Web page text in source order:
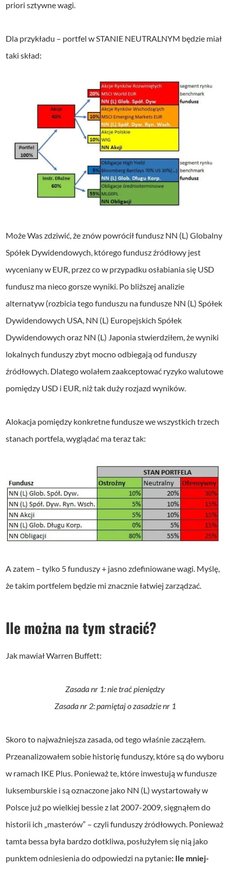
priori sztywne wagi.
Dla przykładu – portfel w STANIE NEUTRALNYM będzie miał
taki skład:
Może Was zdziwić, że znów powrócił fundusz NN (L) Globalny
Spółek Dywidendowych, którego fundusz źródłowy jest
wyceniany w EUR, przez co w przypadku osłabiania się USD
fundusz ma nieco gorsze wyniki. Po bliższej analizie
alternatyw (rozbicia tego funduszu na fundusze NN (L) Spółek
Dywidendowych USA, NN (L) Europejskich Spółek
Dywidendowych oraz NN (L) Japonia stwierdziłem, że wyniki
lokalnych funduszy zbyt mocno odbiegają od funduszy
źródłowych. Dlatego wolałem zaakceptować ryzyko walutowe
pomiędzy USD i EUR, niż tak duży rozjazd wyników.
Alokacja pomiędzy konkretne fundusze we wszystkich trzech
stanach portfela, wyglądać ma teraz tak:
A zatem – tylko 5 funduszy + jasno zdefiniowane wagi. Myślę,
że takim portfelem będzie mi znacznie łatwiej zarządzać.
Ile można na tym stracić?
Jak mawiał Warren Buffett:
Zasada nr 1: nie trać pieniędzy
Zasada nr 2: pamiętaj o zasadzie nr 1
Skoro to najważniejsza zasada, od tego właśnie zacząłem.
Przeanalizowałem sobie historię funduszy, które są do wyboru
w ramach IKE Plus. Ponieważ te, które inwestują w fundusze
luksemburskie i są oznaczone jako NN (L) wystartowały w
Polsce już po wielkiej bessie z lat 2007-2009, sięgnąłem do
historii ich „masterów” – czyli funduszy źródłowych. Ponieważ
tamta bessa była bardzo dotkliwa, posłużyłem się nią jako
punktem odniesienia do odpowiedzi na pytanie: Ile mniej-